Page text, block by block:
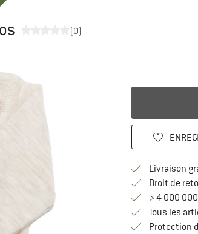
(0)
Livraison
Droit de
> 4 000
Tous les
Protection